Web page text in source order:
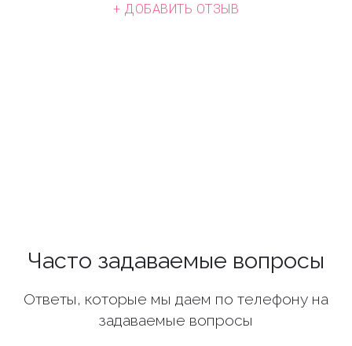
+ ДОБАВИТЬ ОТЗЫВ
Часто задаваемые вопросы
Ответы, которые мы даем по телефону на
задаваемые вопросы